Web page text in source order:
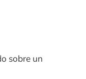
sobre un